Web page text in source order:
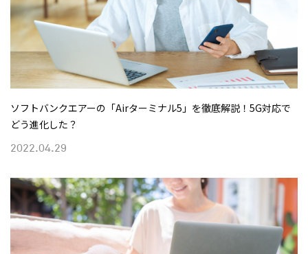
2022.04.29
ソフトバンクエアーの「Airターミナル5」を徹底解説！5G対応で
どう進化した？